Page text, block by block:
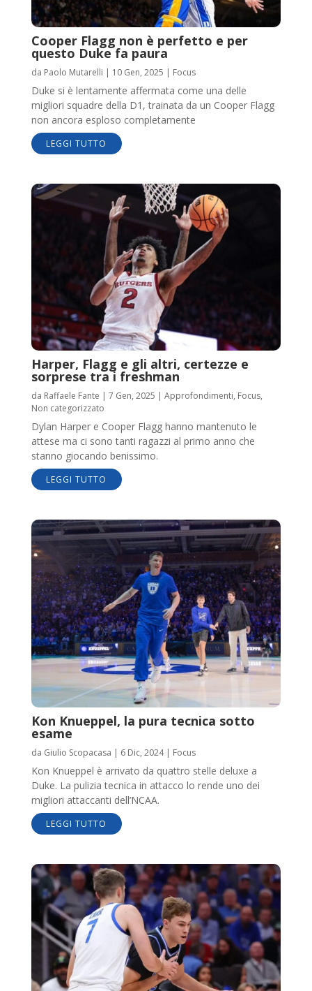
Cooper Flagg non è perfetto e per
questo Duke fa paura
da Paolo Mutarelli | 10 Gen, 2025 | Focus
Duke si è lentamente affermata come una delle
migliori squadre della D1, trainata da un Cooper Flagg
non ancora esploso completamente
LEGGI TUTTO
Harper, Flagg e gli altri, certezze e
sorprese tra i freshman
da Raffaele Fante | 7 Gen, 2025 | Approfondimenti, Focus,
Non categorizzato
Dylan Harper e Cooper Flagg hanno mantenuto le
attese ma ci sono tanti ragazzi al primo anno che
stanno giocando benissimo.
LEGGI TUTTO
Kon Knueppel, la pura tecnica sotto
esame
da Giulio Scopacasa | 6 Dic, 2024| Focus
Kon Knueppel è arrivato da quattro stelle deluxe a
Duke. La pulizia tecnica in attacco lo rende uno dei
migliori attaccanti dell’NCAA.
LEGGI TUTTO